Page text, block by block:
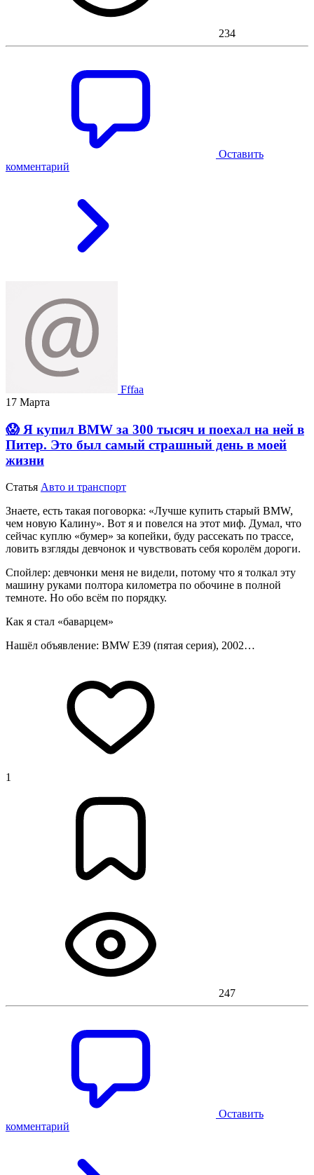
234
Оставить
комментарий
Fffaa
17 Марта
😱 Я купил BMW за 300 тысяч и поехал на ней в
Питер. Это был самый страшный день в моей
жизни
Статья Авто и транспорт
Знаете, есть такая поговорка: «Лучше купить старый BMW,
чем новую Калину». Вот я и повелся на этот миф. Думал, что
сейчас куплю «бумер» за копейки, буду рассекать по трассе,
ловить взгляды девчонок и чувствовать себя королём дороги.
Спойлер: девчонки меня не видели, потому что я толкал эту
машину руками полтора километра по обочине в полной
темноте. Но обо всём по порядку.
Как я стал «баварцем»
Нашёл объявление: BMW E39 (пятая серия), 2002…
1
247
Оставить
комментарий